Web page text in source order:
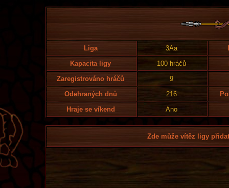
Liga 3Aa
Kapacita ligy
100 hráčů
Zaregistrováno hráčů
9
Odehraných dnů
216
Hraje se víkend
Ano
Zde může vítěz ligy